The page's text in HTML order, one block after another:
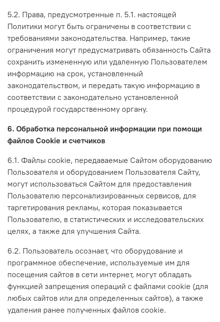
5.2. Права, предусмотренные п. 5.1. настоящей
Политики могут быть ограничены в соответствии с
требованиями законодательства. Например, такие
ограничения могут предусматривать обязанность Сайта
сохранить измененную или удаленную Пользователем
информацию на срок, установленный
законодательством, и передать такую информацию в
соответствии с законодательно установленной
процедурой государственному органу.
6. Обработка персональной информации при помощи
файлов Cookie и счетчиков
6.1. Файлы cookie, передаваемые Сайтом оборудованию
Пользователя и оборудованием Пользователя Сайту,
могут использоваться Сайтом для предоставления
Пользователю персонализированных сервисов, для
таргетирования рекламы, которая показывается
Пользователю, в статистических и исследовательских
целях, а также для улучшения Сайта.
6.2. Пользователь осознает, что оборудование и
программное обеспечение, используемые им для
посещения сайтов в сети интернет, могут обладать
функцией запрещения операций с файлами cookie (для
любых сайтов или для определенных сайтов), а также
удаления ранее полученных файлов cookie.